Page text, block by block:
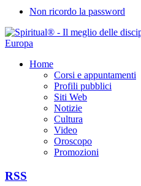
Non ricordo la password
Home
Corsi e appuntamenti
Profili pubblici
Siti Web
Notizie
Cultura
Video
Oroscopo
Promozioni
RSS